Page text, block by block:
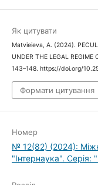
Як цитувати
Matvieieva, A. (2024).
UNDER THE LEGAL REGIME
143–148. https://doi.org/
Формати цитування
Номер
№ 12(82) (2024):
"Інтернаука". Серія: